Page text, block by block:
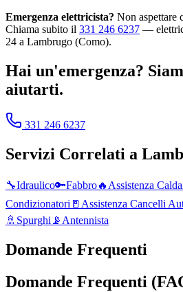
Emergenza elettricista? Non aspettare
Chiama subito il 331 246 6237 —
24 a Lambrugo (Como).
Hai un'emergenza?
aiutarti.
331 246 6237
Servizi Correlati a
🔧Idraulico🔑Fabbro🔥 Assistenza
Condizionatori 🚪 Assistenza Cancelli
🚿 Spurghi 📡 Antennista
Domande Frequenti
Domande Frequenti